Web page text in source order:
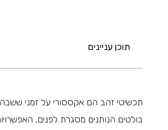
תוכן עניינים
תכשיטי זהב הם אקססורי על זמני ששבה
בולטים הנותנים מסגרת לפנים,